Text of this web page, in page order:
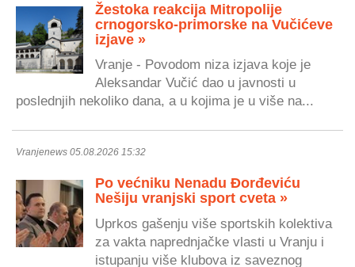
Žestoka reakcija Mitropolije
crnogorsko-primorske na Vučićeve
izjave »
Vranje - Povodom niza izjava koje je
Aleksandar Vučić dao u javnosti u
poslednjih nekoliko dana, a u kojima je u više na...
Vranjenews 05.08.2026 15:32
Po većniku Nenadu Đorđeviću
Nešiju vranjski sport cveta »
Uprkos gašenju više sportskih kolektiva
za vakta naprednjačke vlasti u Vranju i
istupanju više klubova iz saveznog